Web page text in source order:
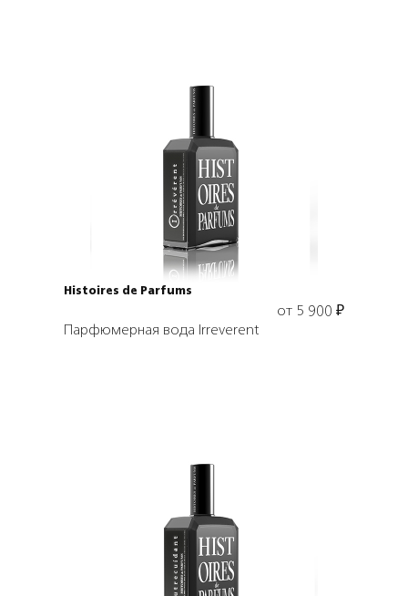
Выбрать объем
Histoires de Parfums
от 5 900 ₽
Парфюмерная вода Irreverent
Выбрать объем